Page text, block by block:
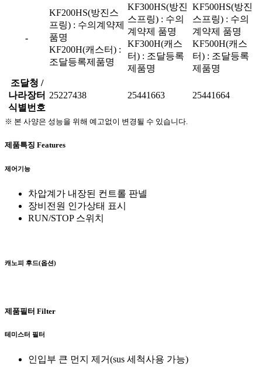
-
KF200HS(방진스
프링) : 수의계약제
품명
KF200H(캐스터) :
조달등록제품명
KF300HS(방진
스프링) : 수의
계약제 품명
KF300H(캐스
터) : 조달등록
제품명
KF500HS(방진
스프링) : 수의
계약제 품명
KF500H(캐스
터) : 조달등록
제품명
조달청 /
나라장터
식별번호
25227438 25441663 25441664
※ 본 사양은 성능을 위해 예고없이 변경될 수 있습니다.
제품특징 Features
제어기능
차압계가 내장된 컨트롤 판넬
장비전원 인가상태 표시
RUN/STOP 스위치
캐노피 후드(옵션)
제품필터 Filter
테미스터 필터
인입부 큰 먼지 제거(sus 세척사용 가능)